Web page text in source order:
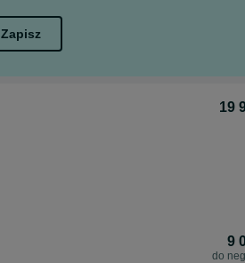
Zapisz
19
9
do